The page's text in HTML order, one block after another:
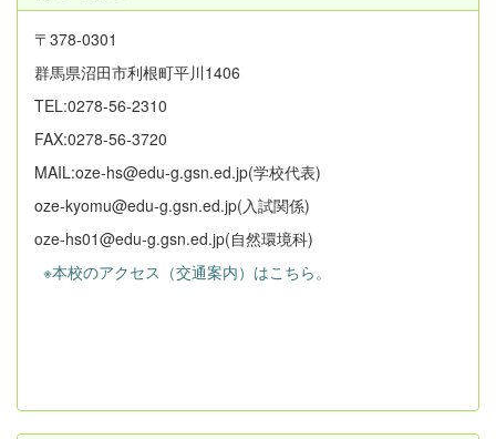
〒378-0301
群馬県沼田市利根町平川1406
TEL:0278-56-2310
FAX:0278-56-3720
MAIL:oze-hs@edu-g.gsn.ed.jp(学校代表)
oze-kyomu@edu-g.gsn.ed.jp(入試関係)
oze-hs01@edu-g.gsn.ed.jp(自然環境科)
※本校のアクセス（交通案内）はこちら。